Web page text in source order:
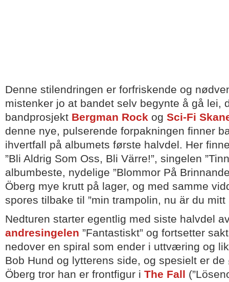
Denne stilendringen er forfriskende og
mistenker jo at bandet selv begynte å gå lei,
bandprosjekt Bergman Rock og Sci-Fi
denne nye, pulserende forpakningen finner
ihvertfall på albumets første halvdel. Her
”Bli Aldrig Som Oss, Bli Värre!”, singelen
albumbeste, nydelige ”Blommor På
Öberg mye krutt på lager, og med samme
spores tilbake til ”min trampolin, nu är du mitt
Nedturen starter egentlig med siste halvdel
andresingelen ”Fantastiskt” og fortsetter
nedover en spiral som ender i uttværing og
Bob Hund og lytterens side, og spesielt er
Öberg tror han er frontfigur i The Fall